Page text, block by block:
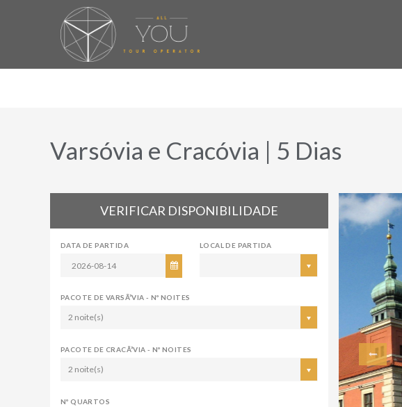
Varsóvia e Cracóvia | 5 Dias
VERIFICAR DISPONIBILIDADE
DATA DE PARTIDA LOCAL DE PARTIDA
PACOTE DE VARSÃ³VIA - Nº NOITES
2 noite(s)
PACOTE DE CRACÃ³VIA - Nº NOITES
2 noite(s)
Nº QUARTOS